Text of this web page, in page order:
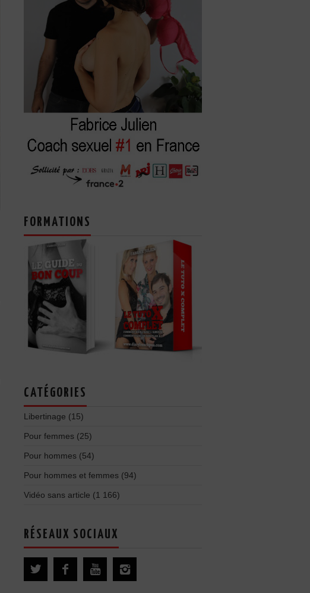
FORMATIONS
CATÉGORIES
Libertinage (15)
Pour femmes (25)
Pour hommes (54)
Pour hommes et femmes (94)
Vidéo sans article (1 166)
RÉSEAUX SOCIAUX